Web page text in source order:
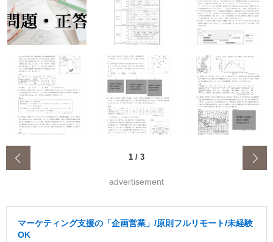
1 / 3
advertisement
マーケティング支援の「企画営業」/原則フルリモート/未経験
OK